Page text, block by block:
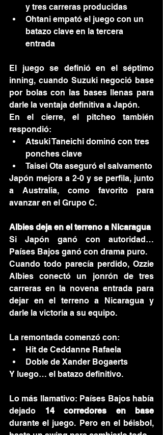
y tres carreras producidas
Ohtani empató el juego con un
batazo clave en la tercera
entrada
El juego se definió en el séptimo
inning, cuando Suzuki negoció base
por bolas con las bases llenas para
darle la ventaja definitiva a Japón.
En el cierre, el pitcheo también
respondió:
Atsuki Taneichi dominó con tres
ponches clave
Taisei Ota aseguró el salvamento
Japón mejora a 2-0 y se perfila, junto
a Australia, como favorito para
avanzar en el Grupo C.
Albies deja en el terreno a Nicaragua
Si Japón ganó con autoridad…
Países Bajos ganó con drama puro.
Cuando todo parecía perdido, Ozzie
Albies conectó un jonrón de tres
carreras en la novena entrada para
dejar en el terreno a Nicaragua y
darle la victoria a su equipo.
La remontada comenzó con:
Hit de Ceddanne Rafaela
Doble de Xander Bogaerts
Y luego… el batazo definitivo.
Lo más llamativo: Países Bajos había
dejado 14 corredores en base
durante el juego. Pero en el béisbol,